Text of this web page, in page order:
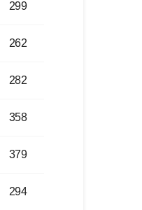
299
262
282
358
379
294